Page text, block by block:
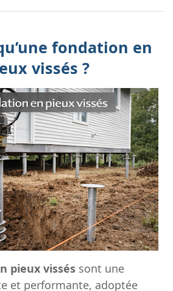
fondation en
vissés ?
pieux vissés sont une
et performante, adoptée